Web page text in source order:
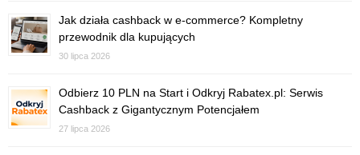
Jak działa cashback w e-commerce? Kompletny
przewodnik dla kupujących
30 lipca 2026
Odbierz 10 PLN na Start i Odkryj Rabatex.pl: Serwis
Cashback z Gigantycznym Potencjałem
27 lipca 2026